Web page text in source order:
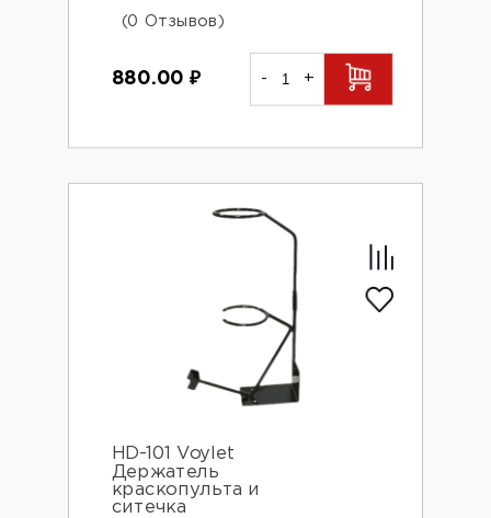
(0 Отзывов)
880.00 ₽ - +
HD-101 Voylet
Держатель
краскопульта и
ситечка